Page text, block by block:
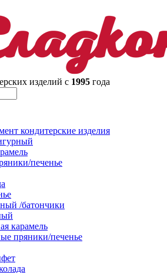
изделий с 1995 года
кондитерские изделия
печенье
/батончики
карамель
пряники/печенье